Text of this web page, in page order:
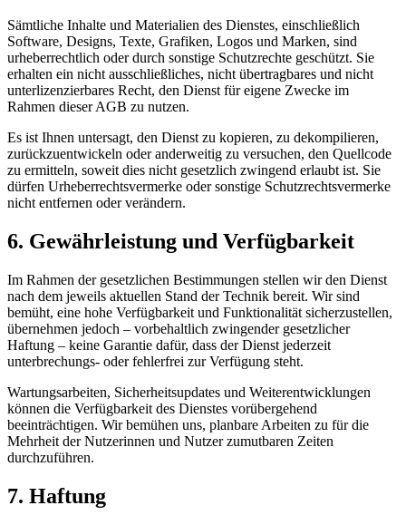
Sämtliche Inhalte und Materialien des Dienstes, einschließlich
Software, Designs, Texte, Grafiken, Logos und Marken, sind
urheberrechtlich oder durch sonstige Schutzrechte geschützt. Sie
erhalten ein nicht ausschließliches, nicht übertragbares und nicht
unterlizenzierbares Recht, den Dienst für eigene Zwecke im
Rahmen dieser AGB zu nutzen.
Es ist Ihnen untersagt, den Dienst zu kopieren, zu dekompilieren,
zurückzuentwickeln oder anderweitig zu versuchen, den Quellcode
zu ermitteln, soweit dies nicht gesetzlich zwingend erlaubt ist. Sie
dürfen Urheberrechtsvermerke oder sonstige Schutzrechtsvermerke
nicht entfernen oder verändern.
6. Gewährleistung und Verfügbarkeit
Im Rahmen der gesetzlichen Bestimmungen stellen wir den Dienst
nach dem jeweils aktuellen Stand der Technik bereit. Wir sind
bemüht, eine hohe Verfügbarkeit und Funktionalität sicherzustellen,
übernehmen jedoch – vorbehaltlich zwingender gesetzlicher
Haftung – keine Garantie dafür, dass der Dienst jederzeit
unterbrechungs- oder fehlerfrei zur Verfügung steht.
Wartungsarbeiten, Sicherheitsupdates und Weiterentwicklungen
können die Verfügbarkeit des Dienstes vorübergehend
beeinträchtigen. Wir bemühen uns, planbare Arbeiten zu für die
Mehrheit der Nutzerinnen und Nutzer zumutbaren Zeiten
durchzuführen.
7. Haftung